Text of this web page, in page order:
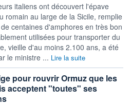
italiens ont découvert l'épave
romain au large de la Sicile, remplie
centaines d'amphores en très bon
utilisées pour transporter du
vieille d'au moins 2.100 ans, a été
le ministre ... Lire la suite
pour rouvrir Ormuz que les
acceptent "toutes" ses